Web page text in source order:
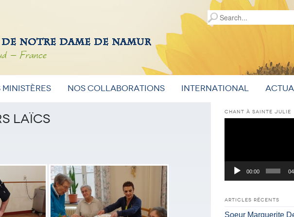
– France
ministères Nos Collaborations International
laïcs CHANT À SAINTE JULIE
00:00
ARTICLES RÉCENTS
Soeur Marguerite